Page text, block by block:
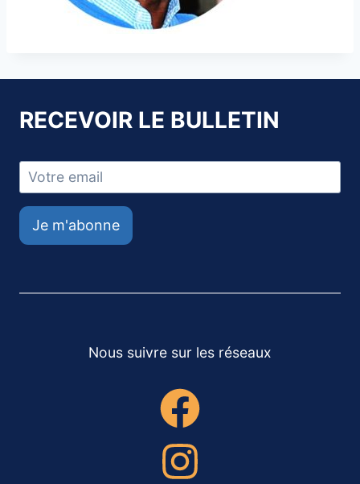
RECEVOIR LE BULLETIN
Je m'abonne
Nous suivre sur les réseaux